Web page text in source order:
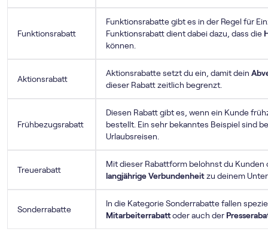
Funktionsrabatt
Funktionsrabatte gibt es in der Regel für
Funktionsrabatt dient dabei dazu, dass die
können.
Aktionsrabatt
Aktionsrabatte setzt du ein, damit dein
dieser Rabatt zeitlich begrenzt.
Frühbezugsrabatt
Diesen Rabatt gibt es, wenn ein Kunde
bestellt. Ein sehr bekanntes Beispiel sind
Urlaubsreisen.
Treuerabatt
Mit dieser Rabattform belohnst du
langjährige Verbundenheitzu deinem
Sonderrabatte
In die Kategorie Sonderrabatte fallen
Mitarbeiterrabattoder auch der